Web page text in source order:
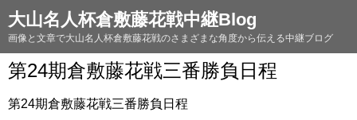
大山名人杯倉敷藤花戦中継Blog
画像と文章で大山名人杯倉敷藤花戦のさまざまな角度から伝える中継ブログ
第24期倉敷藤花戦三番勝負日程
第24期倉敷藤花戦三番勝負日程